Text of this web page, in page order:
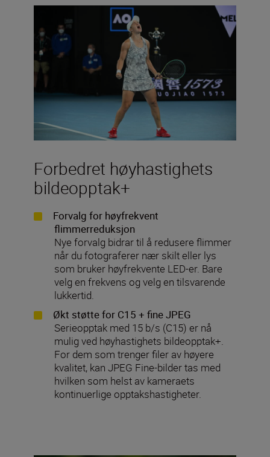
Forbedret høyhastighets
bildeopptak+
Forvalg for høyfrekvent
flimmerreduksjon
Nye forvalg bidrar til å redusere flimmer
når du fotograferer nær skilt eller lys
som bruker høyfrekvente LED-er. Bare
velg en frekvens og velg en tilsvarende
lukkertid.
Økt støtte for C15 + fine JPEG
Serieopptak med 15 b/s (C15) er nå
mulig ved høyhastighets bildeopptak+.
For dem som trenger filer av høyere
kvalitet, kan JPEG Fine-bilder tas med
hvilken som helst av kameraets
kontinuerlige opptakshastigheter.